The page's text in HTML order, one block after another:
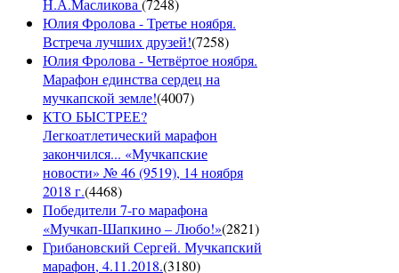
Н.А.Масликова(7248)
Юлия Фролова - Третье ноября.
Встреча лучших друзей!(7258)
Юлия Фролова - Четвёртое ноября.
Марафон единства сердец на
мучкапской земле!(4007)
КТО БЫСТРЕЕ?
Легкоатлетический марафон
закончился... «Мучкапские
новости» № 46 (9519), 14 ноября
2018 г.(4468)
Победители 7-го марафона
«Мучкап-Шапкино – Любо!»(2821)
Грибановский Сергей. Мучкапский
марафон, 4.11.2018.(3180)